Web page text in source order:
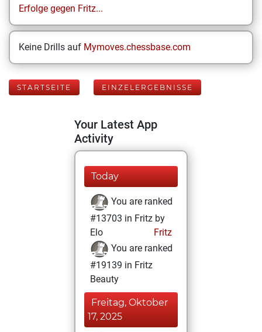
Erfolge gegen Fritz...
Keine Drills auf Mymoves.chessbase.com
STARTSEITE EINZELERGEBNISSE
Your Latest App
Activity
Today
You are ranked
#13703 in Fritz by
Elo
Fritz
You are ranked
#19139 in Fritz
Beauty
Freitag, Oktober
17, 2025